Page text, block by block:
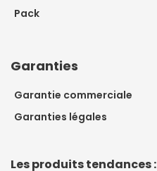
Pack
Garanties
Garantie commerciale
Garanties légales
Les produits tendances :